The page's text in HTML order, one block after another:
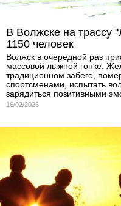
В Волжске на трассу
1150 человек
Волжск в очередной раз
массовой лыжной гонке.
традиционном забеге,
спортсменами, испытать
зарядиться позитивными
16/02/2026